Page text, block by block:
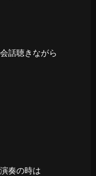
話聴きながら
奏の時は